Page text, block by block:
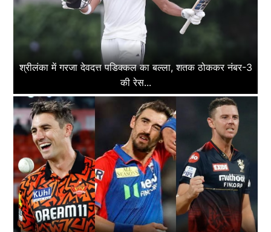
श्रीलंका में गरजा देवदत्त पडिक्कल का बल्ला, शतक ठोककर नंबर-3
की रेस...